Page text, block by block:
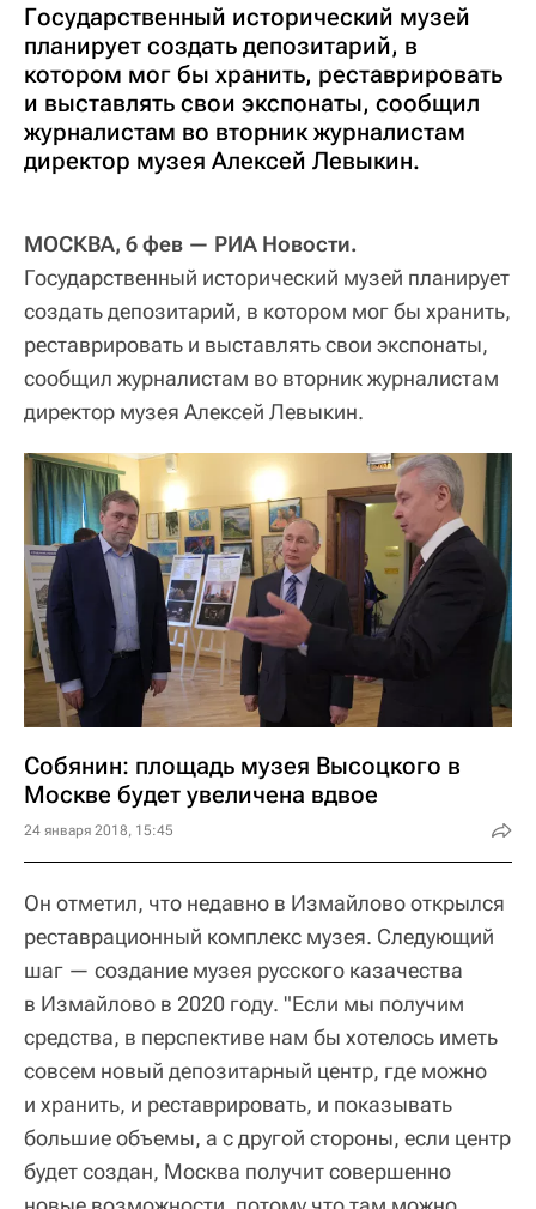
Государственный исторический музей
планирует создать депозитарий, в
котором мог бы хранить, реставрировать
и выставлять свои экспонаты, сообщил
журналистам во вторник журналистам
директор музея Алексей Левыкин.
МОСКВА, 6 фев — РИА Новости.
Государственный исторический музей планирует
создать депозитарий, в котором мог бы хранить,
реставрировать и выставлять свои экспонаты,
сообщил журналистам во вторник журналистам
директор музея Алексей Левыкин.
Собянин: площадь музея Высоцкого в
Москве будет увеличена вдвое
24 января 2018, 15:45
Он отметил, что недавно в Измайлово открылся
реставрационный комплекс музея. Следующий
шаг — создание музея русского казачества
в Измайлово в 2020 году. "Если мы получим
средства, в перспективе нам бы хотелось иметь
совсем новый депозитарный центр, где можно
и хранить, и реставрировать, и показывать
большие объемы, а с другой стороны, если центр
будет создан, Москва получит совершенно